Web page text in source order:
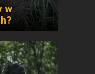
w